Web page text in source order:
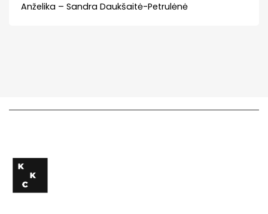
Anželika – Sandra Daukšaitė-Petrulėnė